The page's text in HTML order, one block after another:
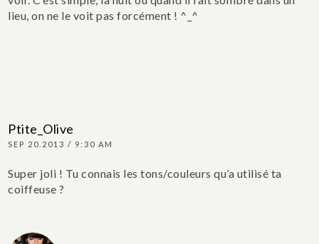
lieu, on ne le voit pas forcément ! ^_^
Ptite_Olive
SEP 20.2013 / 9:30 AM
Super joli ! Tu connais les tons/couleurs qu’a utilisé ta
coiffeuse ?